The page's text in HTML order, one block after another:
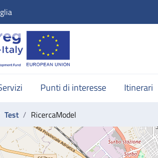
Punti di interesse Itinerari
Test RicercaModel